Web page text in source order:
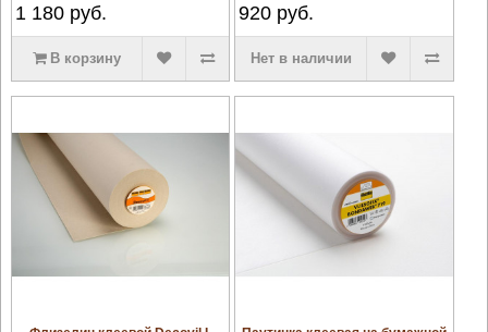
1 180руб.
В корзину
920 руб.
Нет в наличии